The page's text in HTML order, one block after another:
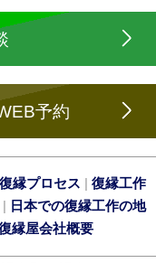
予約
復縁プロセス | 復縁工作
| 日本での復縁工作の地
縁屋会社概要